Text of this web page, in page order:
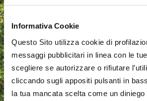
Informativa Cookie
Questo Sito utilizza cookie di
messaggi pubblicitari in linea con le
scegliere se autorizzare o rifiutare
cliccando sugli appositi pulsanti in
la tua mancata scelta come un